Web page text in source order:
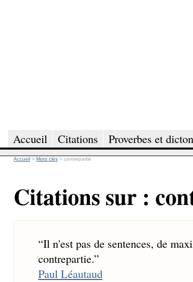
Accueil Citations Proverbes et
Accueil > Mots clés > contrepartie
Citations sur :
“Il n'est pas de sentences, de
contrepartie.”
Paul Léautaud